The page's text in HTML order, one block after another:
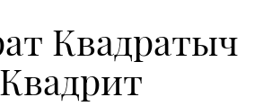
Квадратыч
Квадрит